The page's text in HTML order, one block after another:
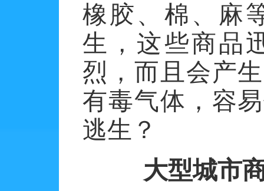
橡胶、棉、麻
生，这些商品
烈，而且会产
有毒气体，容
逃生？
大型城市